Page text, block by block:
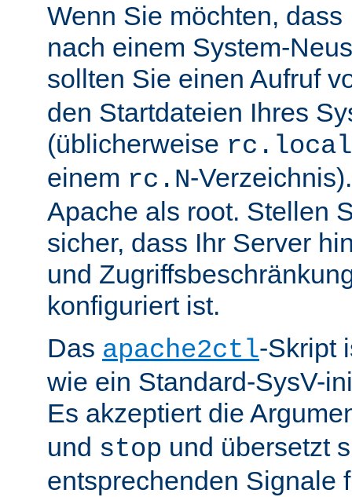
Wenn Sie möchten,
nach einem System-
sollten Sie einen Aufruf
den Startdateien Ihres
(üblicherweise rc.local
einem rc.N-
Apache als root. Stellen
sicher, dass Ihr Server
und
konfiguriert ist.
Das apache2ctl-Skript
wie ein Standard-SysV-
Es akzeptiert die
und stop und übersetzt
entsprechenden Signale